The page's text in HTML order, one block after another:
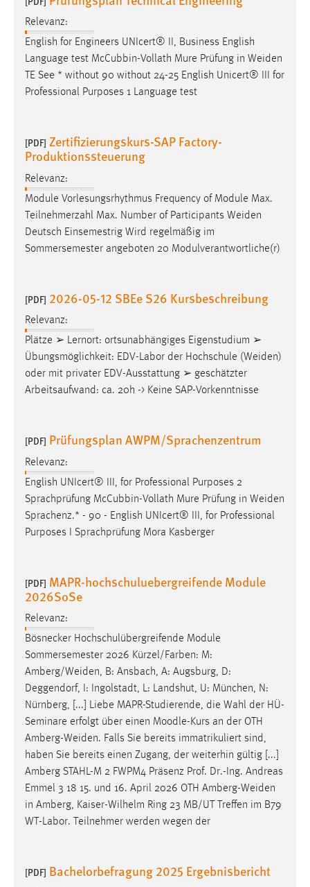
Relevanz:
English for Engineers UNIcert® II, Business English
Language test McCubbin-Vollath Mure Prüfung in Weiden
TE See * without 90 without 24-25 English Unicert® III for
Professional Purposes 1 Language test
[PDF] Zertifizierungskurs-SAP Factory-
Produktionssteuerung
Relevanz:
Module Vorlesungsrhythmus Frequency of Module Max.
Teilnehmerzahl Max. Number of Participants Weiden
Deutsch Einsemestrig Wird regelmäßig im
Sommersemester angeboten 20 Modulverantwortliche(r)
[PDF] 2026-05-12 SBEe S26 Kursbeschreibung
Relevanz:
Plätze ➢ Lernort: ortsunabhängiges Eigenstudium ➢
Übungsmöglichkeit: EDV-Labor der Hochschule (Weiden)
oder mit privater EDV-Ausstattung ➢ geschätzter
Arbeitsaufwand: ca. 20h -> Keine SAP-Vorkenntnisse
[PDF] Prüfungsplan AWPM/Sprachenzentrum
Relevanz:
English UNIcert® III, for Professional Purposes 2
Sprachprüfung McCubbin-Vollath Mure Prüfung in Weiden
Sprachenz.* - 90 - English UNIcert® III, for Professional
Purposes I Sprachprüfung Mora Kasberger
[PDF] MAPR-hochschuluebergreifende Module
2026SoSe
Relevanz:
Bösnecker Hochschulübergreifende Module
Sommersemester 2026 Kürzel/Farben: M:
Amberg/Weiden, B: Ansbach, A: Augsburg, D:
Deggendorf, I: Ingolstadt, L: Landshut, U: München, N:
Nürnberg, [...] Liebe MAPR-Studierende, die Wahl der HÜ-
Seminare erfolgt über einen Moodle-Kurs an der OTH
Amberg-Weiden. Falls Sie bereits immatrikuliert sind,
haben Sie bereits einen Zugang, der weiterhin gültig [...]
Amberg STAHL-M 2 FWPM4 Präsenz Prof. Dr.-Ing. Andreas
Emmel 3 18 15. und 16. April 2026 OTH Amberg-Weiden
in Amberg, Kaiser-Wilhelm Ring 23 MB/UT Treffen im B79
WT-Labor. Teilnehmer werden wegen der
[PDF] Bachelorbefragung 2025 Ergebnisbericht